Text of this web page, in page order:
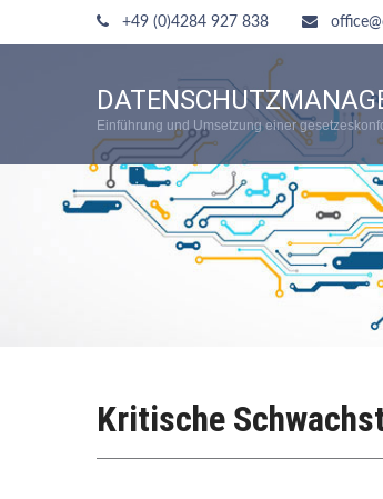
+49 (0)4284 927 838
Einführung und Umsetzung einer
Kritische